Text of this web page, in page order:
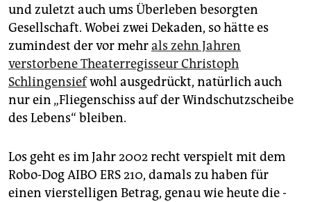
und zuletzt auch ums Überleben besorgten
Gesellschaft. Wobei zwei Dekaden, so hätte es
zumindest der vor mehrals zehn Jahren
verstorbene Theaterregisseur Christoph
Schlingensiefwohl ausgedrückt, natürlich auch
nur ein „Fliegenschiss auf der Windschutzscheibe
des Lebens“ bleiben.
Los geht es im Jahr 2002 recht verspielt mit dem
Robo-Dog AIBO ERS 210, damals zu haben für
einen vierstelligen Betrag, genau wie heute die ­